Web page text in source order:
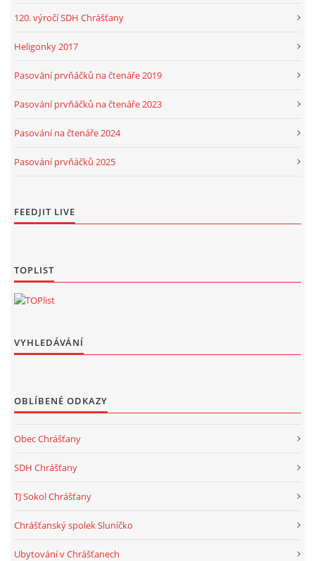
120. výročí SDH Chrášťany
Heligonky 2017
Pasování prvňáčků na čtenáře 2019
Pasování prvňáčků na čtenáře 2023
Pasování na čtenáře 2024
Pasování prvňáčků 2025
FEEDJIT LIVE
TOPLIST
VYHLEDÁVÁNÍ
OBLÍBENÉ ODKAZY
Obec Chrášťany
SDH Chrášťany
TJ Sokol Chrášťany
Chrášťanský spolek Sluníčko
Ubytování v Chrášťanech